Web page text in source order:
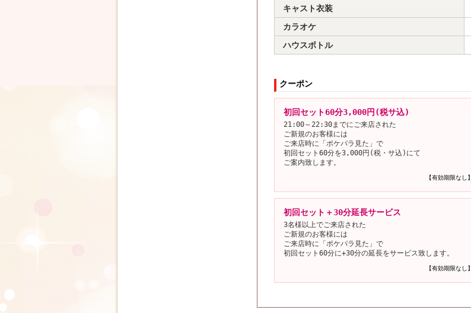
キャスト衣装
カラオケ
ハウスボトル
クーポン
初回セット60分3,000円(税サ込)
21:00～22:30までにご来店された
ご新規のお客様には
ご来店時に「ポケパラ見た」で
初回セット60分を3,000円(税・サ込)にて
ご案内致します。
【有効期限なし】
初回セット＋30分延長サービス
3名様以上でご来店された
ご新規のお客様には
ご来店時に「ポケパラ見た」で
初回セット60分に+30分の延長をサービス致します。
【有効期限なし】